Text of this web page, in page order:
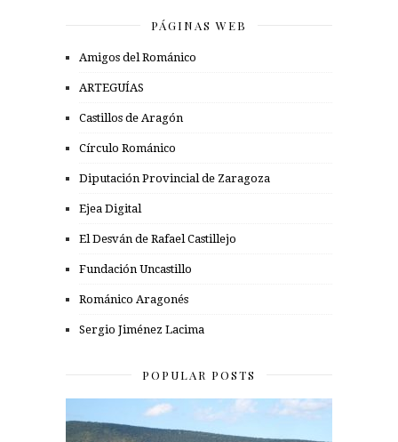
PÁGINAS WEB
Amigos del Románico
ARTEGUÍAS
Castillos de Aragón
Círculo Románico
Diputación Provincial de Zaragoza
Ejea Digital
El Desván de Rafael Castillejo
Fundación Uncastillo
Románico Aragonés
Sergio Jiménez Lacima
POPULAR POSTS